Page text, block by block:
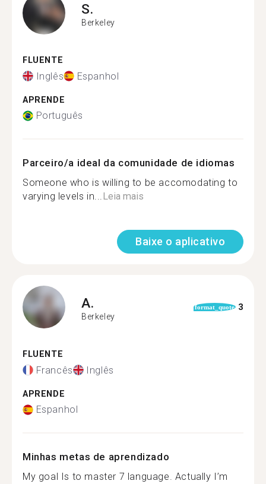
S.
Berkeley
FLUENTE
Inglês Espanhol
APRENDE
Português
Parceiro/a ideal da comunidade de idiomas
Someone who is willing to be accomodating to
varying levels in...Leia mais
Baixe o aplicativo
A.
Berkeley
format_quote 3
FLUENTE
Francês Inglês
APRENDE
Espanhol
Minhas metas de aprendizado
My goal Is to master 7 language. Actually I’m